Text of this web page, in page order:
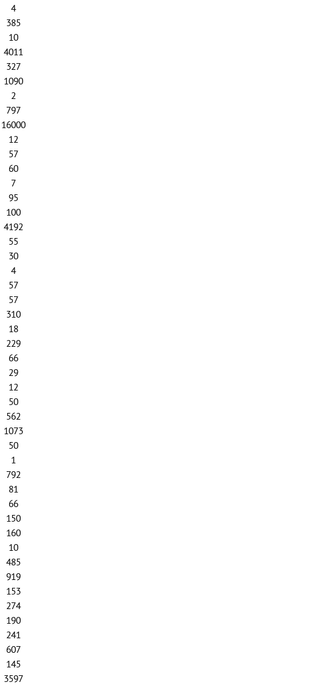
4
385
10
4011
327
1090
2
797
16000
12
57
60
7
95
100
4192
55
30
4
57
57
310
18
229
66
29
12
50
562
1073
50
1
792
81
66
150
160
10
485
919
153
274
190
241
607
145
3597